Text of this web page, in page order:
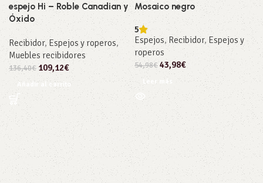
espejo Hi – Roble Canadian y
Óxido
Recibidor,Espejos y roperos,
Muebles recibidores
136,40€ 109,12€
Añadir al carrito
Mosaico negro
5
Espejos, Recibidor,Espejos y
roperos
54,98€43,98€
Leer más